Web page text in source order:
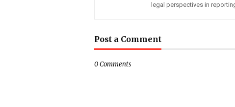
legal perspectives in
Post a Comment
0 Comments